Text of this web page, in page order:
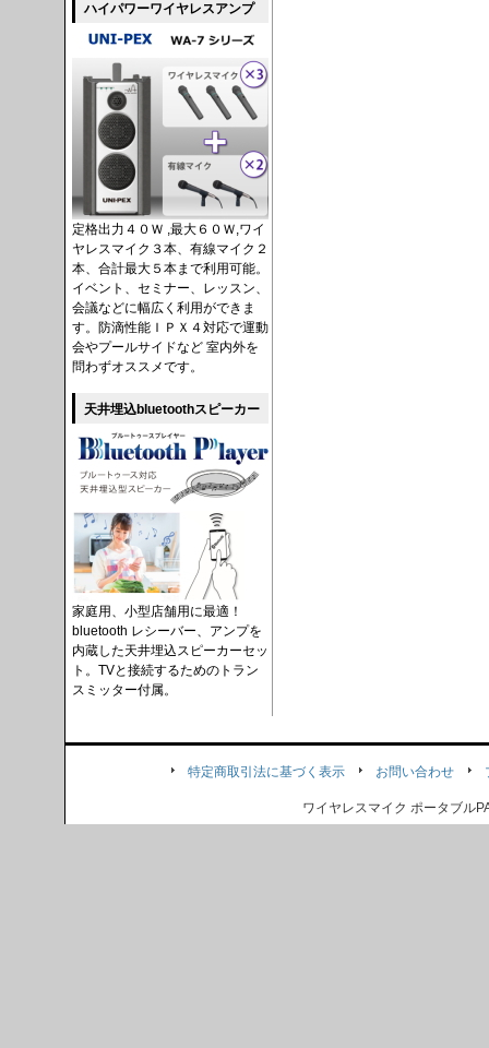
ハイパワーワイヤレスアンプ
定格出力４０Ｗ ,最大６０Ｗ,ワイ
ヤレスマイク３本、有線マイク２
本、合計最大５本まで利用可能。
イベント、セミナー、レッスン、
会議などに幅広く利用ができま
す。防滴性能ＩＰＸ４対応で運動
会やプールサイドなど 室内外を
問わずオススメです。
天井埋込bluetoothスピーカー
家庭用、小型店舗用に最適！
bluetooth レシーバー、アンプを
内蔵した天井埋込スピーカーセッ
ト。TVと接続するためのトラン
スミッター付属。
特定商取引法に基づく表示 お問い合わせ
ワイヤレスマイク ポータブル